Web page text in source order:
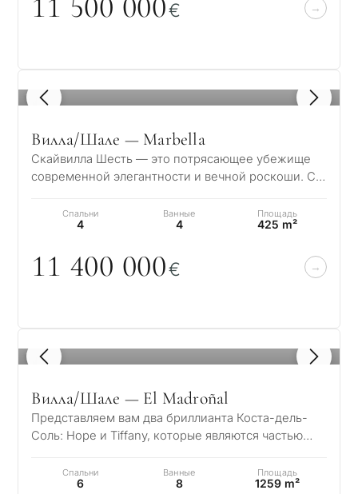
€
1 / 8
Вилла/Шале — Marbella
Скайвилла Шесть — это потрясающее убежище
современной элегантности и вечной роскоши. С
Спальни
4
Ванные
4
Площадь
425 m²
11 400 000€
1 / 8
Вилла/Шале — El Madroñal
Представляем вам два бриллианта Коста-дель-
Соль: Hope и Tiffany, которые являются частью
Спальни
6
Ванные
8
Площадь
1259 m²